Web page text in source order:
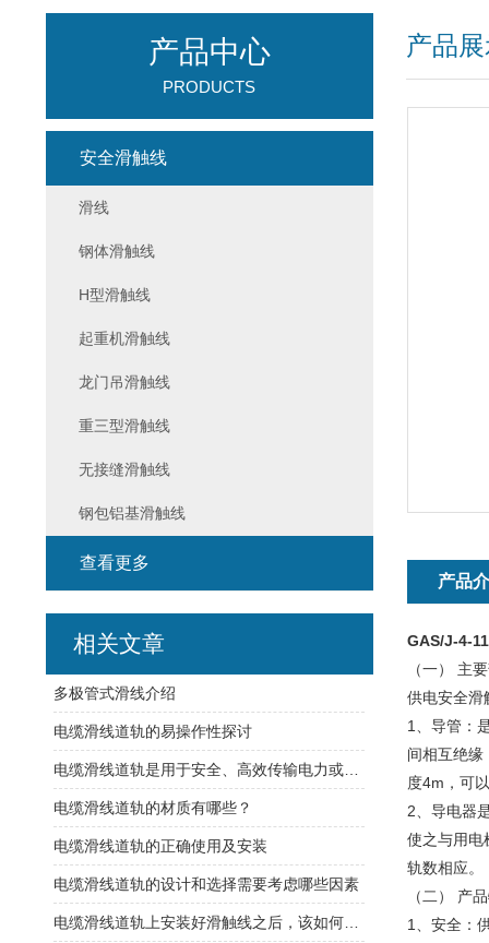
产品
产品
GAS/J-4-
（一） 主
供电安全滑
1、导管：
间相互绝缘
度4m，可
2、导电器
使之与用电
轨数相应。
（二） 产
1、安全：
产品中心
PRODUCTS
安全滑触线
滑线
钢体滑触线
H型滑触线
起重机滑触线
龙门吊滑触线
重三型滑触线
无接缝滑触线
钢包铝基滑触线
查看更多
相关文章
​多极管式滑线介绍
电缆滑线道轨的易操作性探讨
电缆滑线道轨的材质有哪些？
电缆滑线道轨的正确使用及安装
电缆滑线道轨的设计和选择需要考虑哪些因素